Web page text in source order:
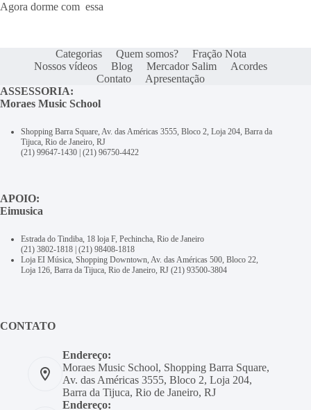
Agora dorme com essa
Categorias Quem somos?
Fração Nota
Nossos vídeos
Blog Mercador Salim
Acordes
Contato
Apresentação
ASSESSORIA:
Moraes Music School
Shopping Barra Square, Av. das Américas 3555, Bloco 2, Loja 204, Barra da
Tijuca, Rio de Janeiro, RJ
(21) 99647-1430 (21) 96750-4422
APOIO:
Eimusica
Estrada do Tindiba, 18 loja F, Pechincha, Rio de Janeiro
(21) 3802-1818 (21) 98408-1818
Loja EI Música, Shopping Downtown, Av. das Américas 500, Bloco 22,
Loja 126, Barra da Tijuca, Rio de Janeiro, RJ (21) 93500-3804
CONTATO
Endereço:
Moraes Music School, Shopping Barra Square,
Av. das Américas 3555, Bloco 2, Loja 204,
Barra da Tijuca, Rio de Janeiro, RJ
Endereço: